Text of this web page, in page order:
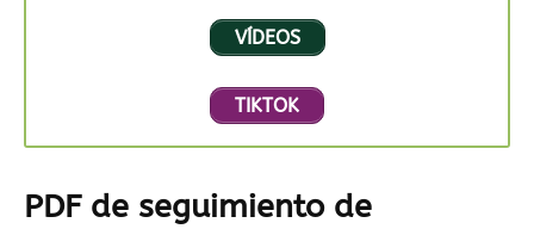
VÍDEOS
TIKTOK
PDF de seguimiento de